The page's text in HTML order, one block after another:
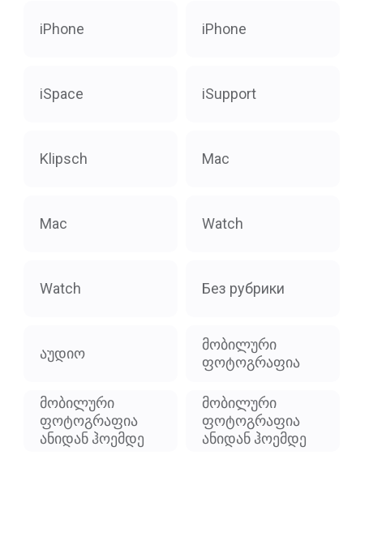
iPhone iPhone
iSpace iSupport
Klipsch Mac
Mac Watch
Watch Без рубрики
აუდიო
მობილური
ფოტოგრაფია
მობილური
ფოტოგრაფია
ანიდან ჰოემდე
მობილური
ფოტოგრაფია
ანიდან ჰოემდე